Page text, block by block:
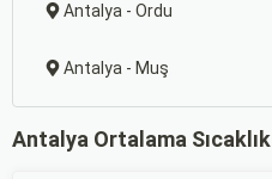
Antalya - Ordu
Antalya - Muş
Antalya Ortalama Sıcaklık